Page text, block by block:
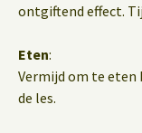
ontgiftend effect.
Eten:
Vermijd om te eten
de les.